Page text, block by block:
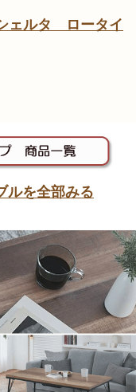
ェルタ ロータイ
ルを全部みる